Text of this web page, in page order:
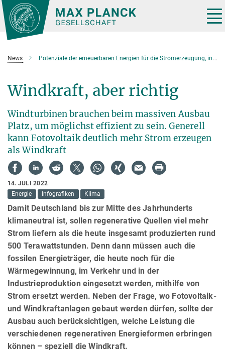
Hauptinhalt
News Potenziale der erneuerbaren Energien für die Stromerzeugung, insbesondere der Windkraft
Windkraft, aber richtig
Windturbinen brauchen beim massiven Ausbau
Platz, um möglichst effizient zu sein. Generell
kann Fotovoltaik deutlich mehr Strom erzeugen
als Windkraft
14. JULI 2022
Energie
Infografiken Klima
Damit Deutschland bis zur Mitte des Jahrhunderts
klimaneutral ist, sollen regenerative Quellen viel mehr
Strom liefern als die heute insgesamt produzierten rund
500 Terawattstunden. Denn dann müssen auch die
fossilen Energieträger, die heute noch für die
Wärmegewinnung, im Verkehr und in der
Industrieproduktion eingesetzt werden, mithilfe von
Strom ersetzt werden. Neben der Frage, wo Fotovoltaik-
und Windkraftanlagen gebaut werden dürfen, sollte der
Ausbau auch berücksichtigen, welche Leistung die
verschiedenen regenerativen Energieformen erbringen
können – speziell die Windkraft.